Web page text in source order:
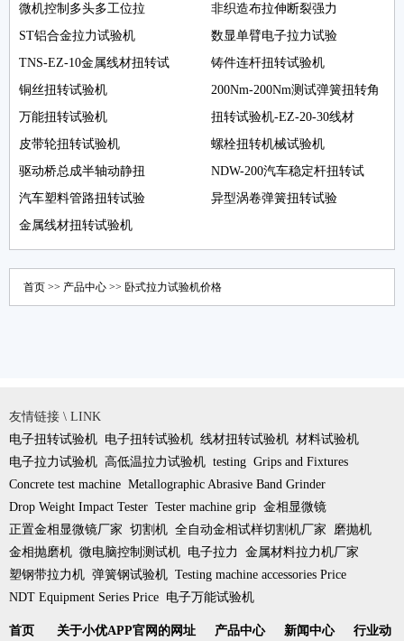
微机控制多头多工位拉
非织造布拉伸断裂强力
ST铝合金拉力试验机
数显单臂电子拉力试验
TNS-EZ-10金属线材扭转试
铸件连杆扭转试验机
铜丝扭转试验机
200Nm-200Nm测试弹簧扭转角
万能扭转试验机
扭转试验机-EZ-20-30线材
皮带轮扭转试验机
螺栓扭转机械试验机
驱动桥总成半轴动静扭
NDW-200汽车稳定杆扭转试
汽车塑料管路扭转试验
异型涡卷弹簧扭转试验
金属线材扭转试验机
首页 >> 产品中心 >> 卧式拉力试验机价格
友情链接 \ LINK
电子扭转试验机 电子扭转试验机 线材扭转试验机 材料试验机
电子拉力试验机 高低温拉力试验机 testing Grips and Fixtures
Concrete test machine Metallographic Abrasive Band Grinder
Drop Weight Impact Tester Tester machine grip 金相显微镜
正置金相显微镜厂家 切割机 全自动金相试样切割机厂家
磨抛机
金相抛磨机 微电脑控制测试机 电子拉力
金属材料拉力机厂家
塑钢带拉力机 弹簧钢试验机 Testing machine accessories Price
NDT Equipment Series Price 电子万能试验机
首页 关于小优APP官网的网址 产品中心 新闻中心 行业动